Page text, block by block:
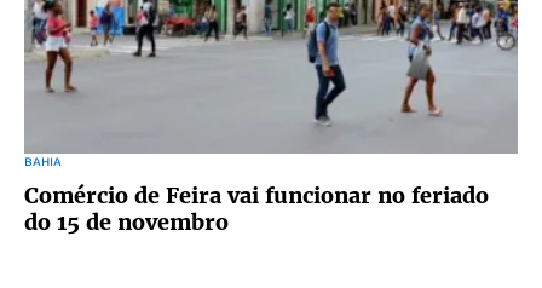
BAHIA
Comércio de Feira vai funcionar no feriado
do 15 de novembro